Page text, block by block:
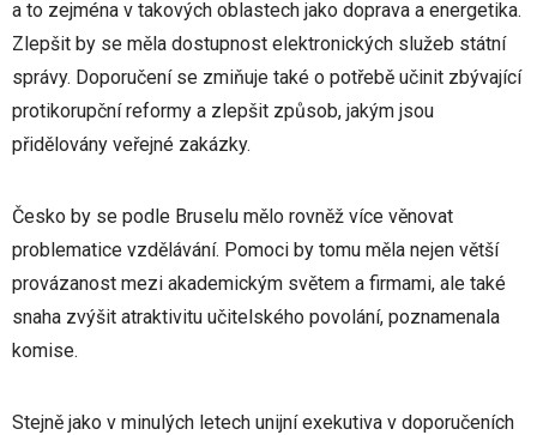
a to zejména v takových oblastech jako doprava a energetika.
Zlepšit by se měla dostupnost elektronických služeb státní
správy. Doporučení se zmiňuje také o potřebě učinit zbývající
protikorupční reformy a zlepšit způsob, jakým jsou
přidělovány veřejné zakázky.
Česko by se podle Bruselu mělo rovněž více věnovat
problematice vzdělávání. Pomoci by tomu měla nejen větší
provázanost mezi akademickým světem a firmami, ale také
snaha zvýšit atraktivitu učitelského povolání, poznamenala
komise.
Stejně jako v minulých letech unijní exekutiva v doporučeních